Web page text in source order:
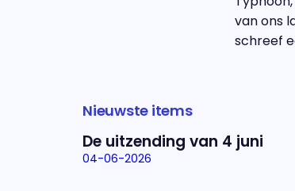
van ons
schreef
Nieuwste items
De uitzending van 4 juni
04-06-2026